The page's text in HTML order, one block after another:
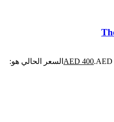
AED
AED 400
السعر الحالي هو: